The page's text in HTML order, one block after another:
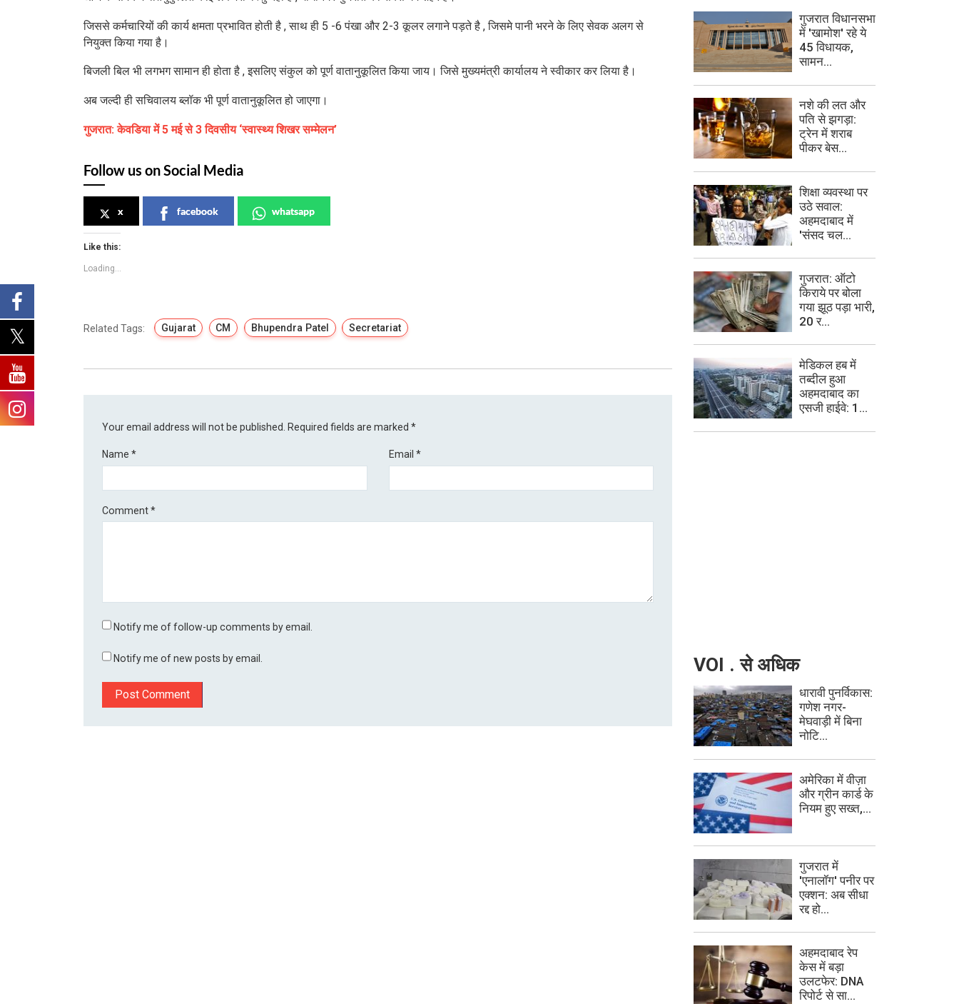
जिससे कर्मचारियों की कार्य क्षमता प्रभावित होती है , साथ ही 5 -6 पंखा और 2-3 कूलर लगाने पड़ते है , जिसमे पानी भरने के लिए सेवक अलग से
नियुक्त किया गया है।
बिजली बिल भी लगभग सामान ही होता है , इसलिए संकुल को पूर्ण वातानुकूलित किया जाय। जिसे मुख्यमंत्री कार्यालय ने स्वीकार कर लिया है।
अब जल्दी ही सचिवालय ब्लॉक भी पूर्ण वातानुकूलित हो जाएगा।
गुजरात: केवडिया में 5 मई से 3 दिवसीय ‘स्वास्थ्य शिखर सम्मेलन’
Follow us on Social Media
x facebook whatsapp
Like this:
Loading...
Related Tags: Gujarat CM Bhupendra Patel Secretariat
Your email address will not be published. Required fields are marked*
Name* Email *
Comment*
Notify me of follow-up comments by email.
Notify me of new posts by email.
गुजरात विधानसभा
में 'खामोश' रहे ये
45 विधायक,
सामन...
नशे की लत और
पति से झगड़ा:
ट्रेन में शराब
पीकर बेस...
शिक्षा व्यवस्था पर
उठे सवाल:
अहमदाबाद में
'संसद चल...
गुजरात: ऑटो
किराये पर बोला
गया झूठ पड़ा भारी,
20 र...
मेडिकल हब में
तब्दील हुआ
अहमदाबाद का
एसजी हाईवे: 1...
VOI . से अधिक
धारावी पुनर्विकास:
गणेश नगर-
मेघवाड़ी में बिना
नोटि...
अमेरिका में वीज़ा
और ग्रीन कार्ड के
नियम हुए सख्त,...
गुजरात में
'एनालॉग' पनीर पर
एक्शन: अब सीधा
रद्द हो...
अहमदाबाद रेप
केस में बड़ा
उलटफेर: DNA
रिपोर्ट से सा...